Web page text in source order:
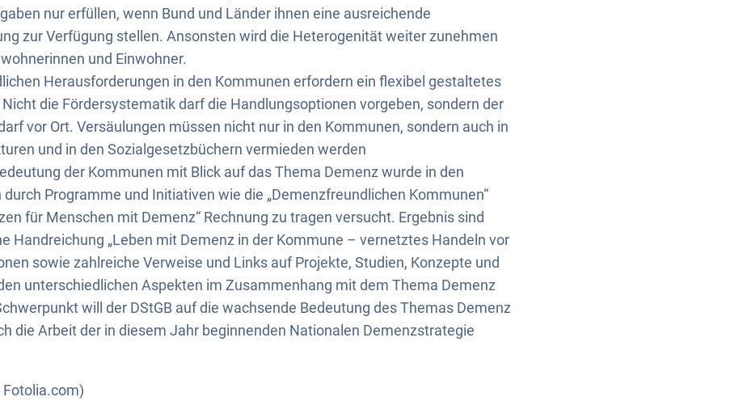
nur erfüllen, wenn Bund und Länder ihnen eine ausreichende
zur Verfügung stellen. Ansonsten wird die Heterogenität weiter zunehmen
und Einwohner.
Herausforderungen in den Kommunen erfordern ein flexibel gestaltetes
die Fördersystematik darf die Handlungsoptionen vorgeben, sondern der
vor Ort. Versäulungen müssen nicht nur in den Kommunen, sondern auch in
und in den Sozialgesetzbüchern vermieden werden
der Kommunen mit Blick auf das Thema Demenz wurde in den
Programme und Initiativen wie die „Demenzfreundlichen Kommunen“
für Menschen mit Demenz“ Rechnung zu tragen versucht. Ergebnis sind
Handreichung „Leben mit Demenz in der Kommune – vernetztes Handeln vor
sowie zahlreiche Verweise und Links auf Projekte, Studien, Konzepte und
unterschiedlichen Aspekten im Zusammenhang mit dem Thema Demenz
will der DStGB auf die wachsende Bedeutung des Themas Demenz
die Arbeit der in diesem Jahr beginnenden Nationalen Demenzstrategie